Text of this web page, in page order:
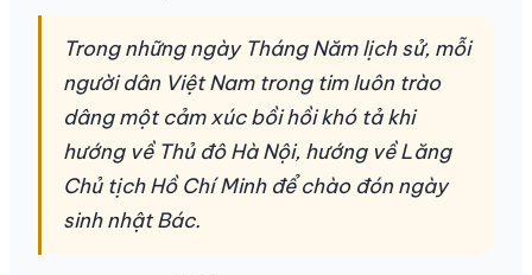
Trong những ngày Tháng Năm lịch sử, mỗi
người dân Việt Nam trong tim luôn trào
dâng một cảm xúc bồi hồi khó tả khi
hướng về Thủ đô Hà Nội, hướng về Lăng
Chủ tịch Hồ Chí Minh để chào đón ngày
sinh nhật Bác.